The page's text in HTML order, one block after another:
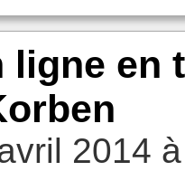
ligne en
2014